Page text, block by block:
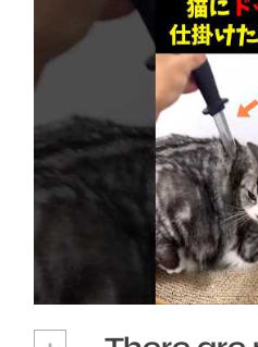
ネコにドッキリ仕掛け
らし #cat
2026年8月6日